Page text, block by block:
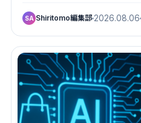
SA Shiritomo編集部 2026.08.06